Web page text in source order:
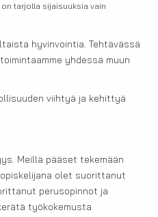
on tarjolla sijaisuuksia vain
hyvinvointia. Tehtävässä
yhdessä muun
viihtyä ja kehittyä
Meillä pääset tekemään
olet suorittanut
perusopinnot ja
työkokemusta